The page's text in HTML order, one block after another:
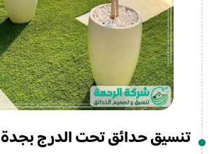
تنسيق حدائق تحت الدرج بجدة